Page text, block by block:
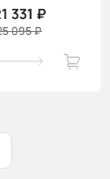
331 ₽
095 ₽